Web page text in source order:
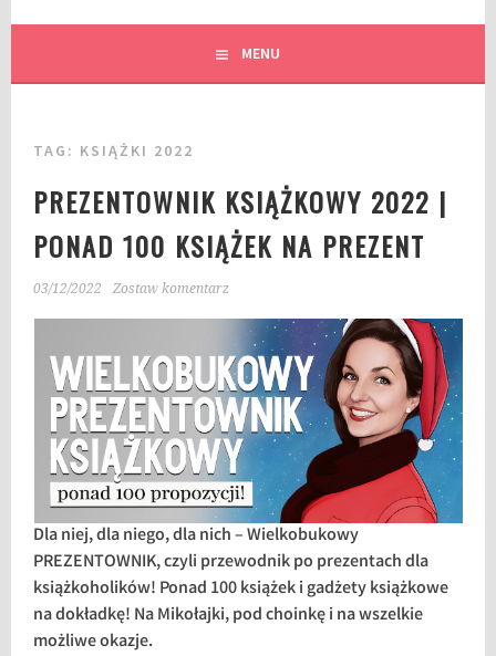
MENU
TAG: KSIĄŻKI 2022
PREZENTOWNIK KSIĄŻKOWY 2022 |
PONAD 100 KSIĄŻEK NA PREZENT
03/12/2022 Zostaw komentarz
Dla niej, dla niego, dla nich – Wielkobukowy
PREZENTOWNIK, czyli przewodnik po prezentach dla
książkoholików! Ponad 100 książek i gadżety książkowe
na dokładkę! Na Mikołajki, pod choinkę i na wszelkie
możliwe okazje.